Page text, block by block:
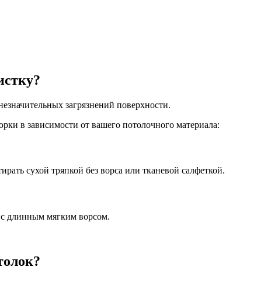
загрязнений поверхности.
в зависимости от вашего потолочного материала:
сухой тряпкой без ворса или тканевой салфеткой.
длинным мягким ворсом.